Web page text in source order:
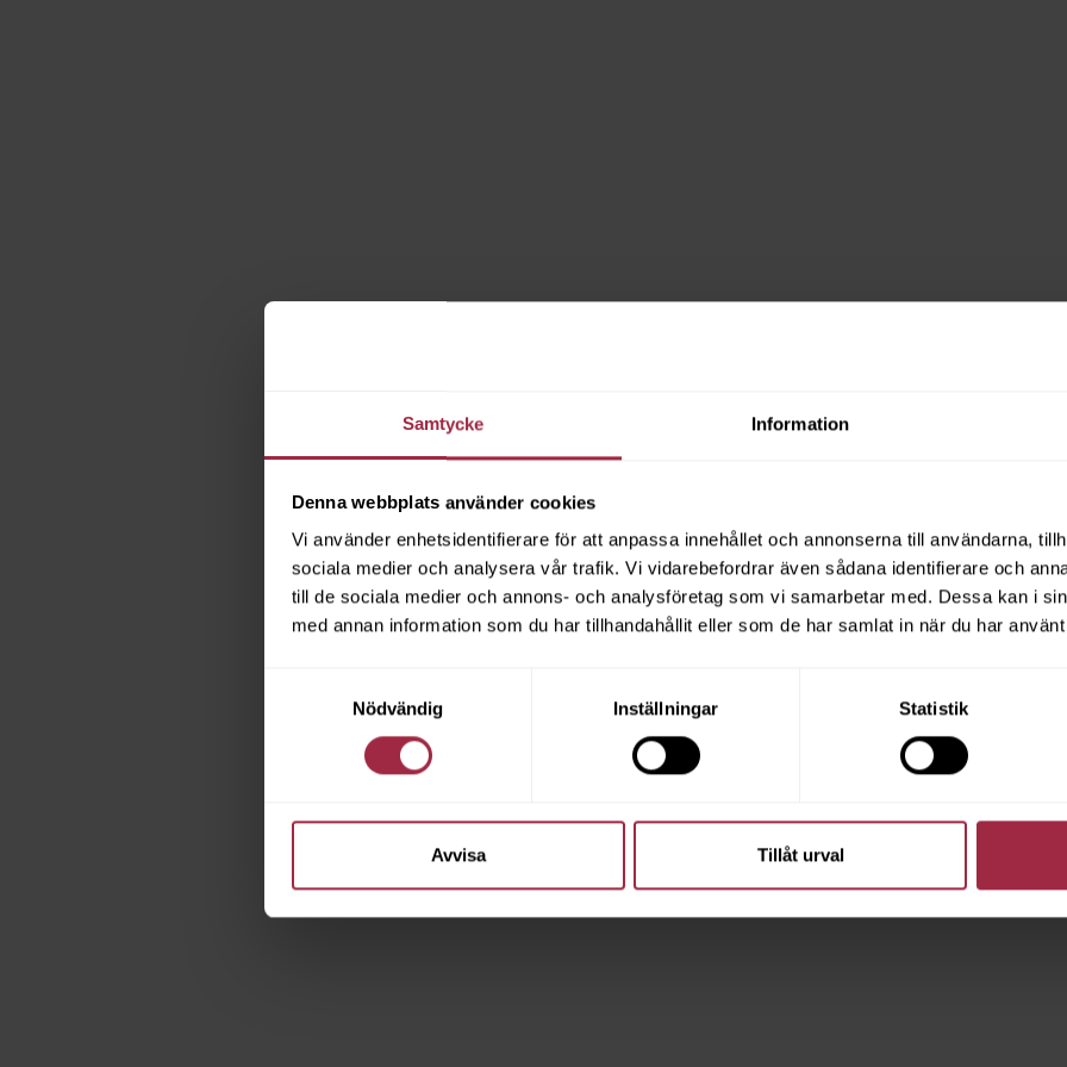
Samtycke Information
Denna webbplats använder cookies
Vi använder enhetsidentifierare för att anpassa innehållet och annonserna till användarna,
sociala medier och analysera vår trafik. Vi vidarebefordrar även sådana identifierare och
till de sociala medier och annons- och analysföretag som vi samarbetar med. Dessa kan i
med annan information som du har tillhandahållit eller som de har samlat in när du har
Nödvändig
Inställningar Statistik
Avvisa Tillåt urval